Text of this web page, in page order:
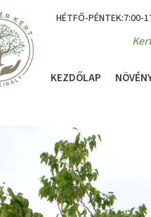
HÉTFŐ-PÉNTEK:7:00-
KEZDŐLAP